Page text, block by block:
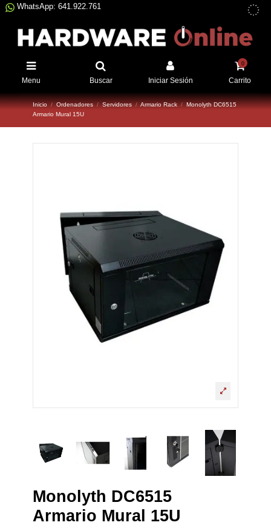
WhatsApp: 641.922.761
Menu Buscar Iniciar Sesión
0
Carrito
Inicio Ordenadores Servidores Armario Rack
Monolyth DC6515
Armario Mural 15U
Monolyth DC6515
Armario Mural 15U